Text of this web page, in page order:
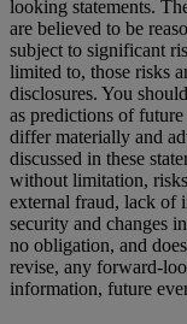
looking statements.
are believed to be
subject to significant
limited to, those risks
disclosures. You
as predictions of
differ materially and
discussed in these
without limitation,
external fraud, lack of
security and changes
no obligation, and
revise, any forward-
information, future